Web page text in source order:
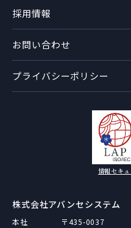
採用情報
お問い合わせ
プライバシーポリシー
株式会社アバンセシステム
本社 〒435-0037
情報セキ